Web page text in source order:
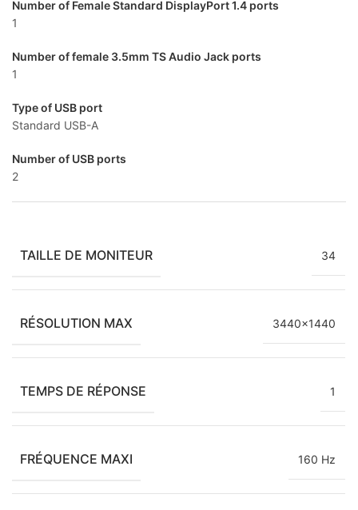
Number of Female Standard DisplayPort 1.4 ports
1
Number of female 3.5mm TS Audio Jack ports
1
Type of USB port
Standard USB-A
Number of USB ports
2
TAILLE DE MONITEUR 34
RÉSOLUTION MAX 3440×1440
TEMPS DE RÉPONSE 1
FRÉQUENCE MAXI 160 Hz